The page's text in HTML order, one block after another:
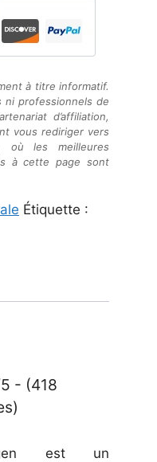
à titre informatif.
ni professionnels de
d’affiliation,
vous rediriger vers
les meilleures
à cette page sont
Étiquette :
- (418
est un